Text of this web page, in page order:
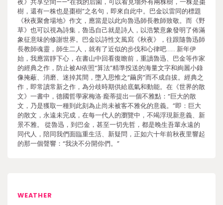
樹，還有一株也是棗樹”之名句，即來自此中。巴金以雷同的標題
《秋夜聚會場地》作文，應當是以此向魯迅師長教師致敬。而《野
草》也可以視為詩集，魯迅自己就是詩人，以浩繁意象發明了佈滿
象征意味的修謝世界。巴金以詩性文風寫《秋夜》，往跟隨魯迅師
長教師魂靈，師生二人，就有了近似的步伐和心律吧…… 新年伊
始，我應當靜下心，在書山中回看復瞻前，重讀魯迅、巴金等作家
的經典之作，防止被AI依照“算法”精準投送的海量文字和絢麗小錄
像掩蔽、消磨、迷掉其間，墮入思惟之“繭房”而不成自拔。經典之
作，即常讀常新之作，為分歧時期供給底氣和動能。在《世界的散
文》一書中，德國哲學家梅洛·龐蒂提出一個不雅點：“巨大的散
文，乃是獲取一種到此刻為止尚未被客不雅化的意義。”即：巨大
的散文，永遠未完成，在每一代人的瀏覽中，不竭浮現新意義、新
景不雅。 從魯迅，到巴金，甚至一切先哲，都是晚生吾輩永遠的
同代人，陪同我們面臨重生活、新疑問，正如六十年前秋夜里響起
的那一個聲響：“我決不分開你們。”
WEATHER